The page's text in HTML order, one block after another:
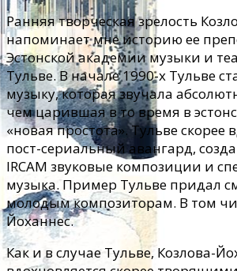
Ранняя творческая зрелость
напоминает мне историю ее
Эстонской академии музыки и
Тульве. В начале 1990-х Тульве
музыку, которая звучала
чем царившая в то время в
«новая простота». Тульве скорее
пост-сериальный авангард,
IRCAM звуковые композиции и
музыка. Пример Тульве придал
молодым композиторам. В том
Йоханнес.
Как и в случае Тульве, Козлова-